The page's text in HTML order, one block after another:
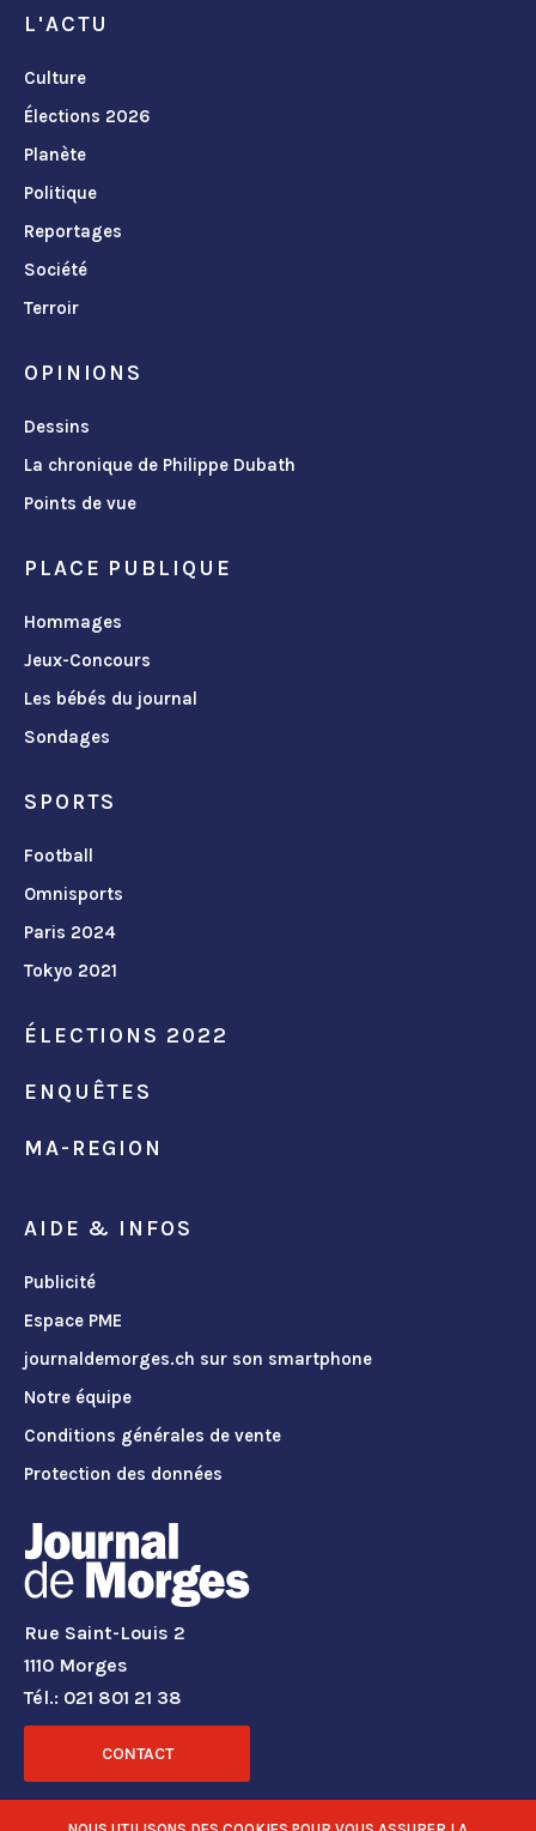
L'ACTU
Culture
Élections 2026
Planète
Politique
Reportages
Société
Terroir
OPINIONS
Dessins
La chronique de Philippe Dubath
Points de vue
PLACE PUBLIQUE
Hommages
Jeux-Concours
Les bébés du journal
Sondages
SPORTS
Football
Omnisports
Paris 2024
Tokyo 2021
ÉLECTIONS 2022
ENQUÊTES
MA-REGION
AIDE & INFOS
Publicité
Espace PME
journaldemorges.ch sur son smartphone
Notre équipe
Conditions générales de vente
Protection des données
Rue Saint-Louis 2
1110 Morges
Tél.: 021 801 21 38
CONTACT
RÉSEAUX SOCIAUX